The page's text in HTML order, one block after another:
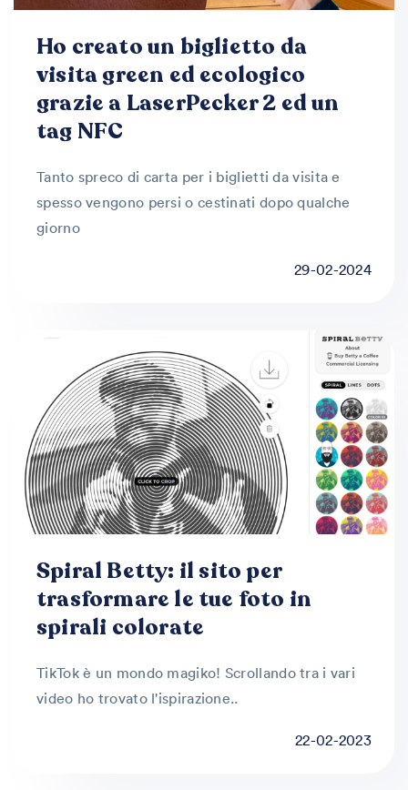
Ho creato un biglietto da
visita green ed ecologico
grazie a LaserPecker 2 ed un
tag NFC
Tanto spreco di carta per i biglietti da visita e
spesso vengono persi o cestinati dopo qualche
giorno
29-02-2024
Spiral Betty: il sito per
trasformare le tue foto in
spirali colorate
TikTok è un mondo magiko! Scrollando tra i vari
video ho trovato l'ispirazione..
22-02-2023